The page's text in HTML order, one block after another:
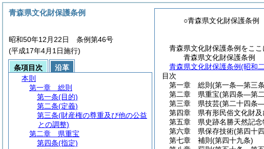
○青森県文化財保護条例
青森県文化財保護条例をここ
青森県文化財保護条例
青森県文化財保護条例(昭和
目次
第一章
総則 (第一条―第三
第二章
県重宝(第四条―第
第三章
県技芸(第二十四条
第四章
県有形民俗文化財
第五章
県史跡名勝天然記念
第六章
県保存技術(第四十
第七章
補則 (第四十九条)
青森県文化財保護条例
昭和50年12月22日 条例第46号
(平成17年4月1日施行)
条項目次
沿革
本則
第一章
総則
第一条(目的)
第二条(定義)
第三条(財産権の尊重及び他の公益
との調整)
第二章
県重宝
第四条(指定)